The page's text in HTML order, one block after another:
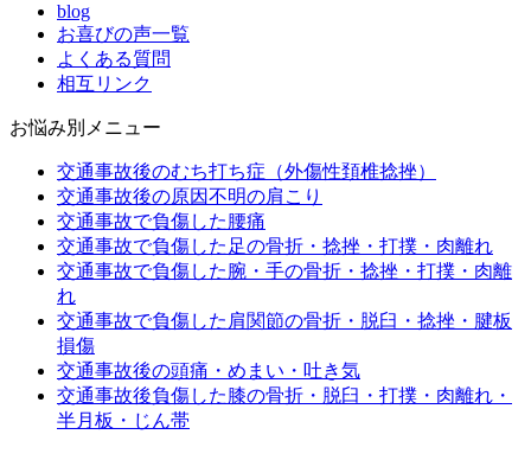
blog
お喜びの声一覧
よくある質問
相互リンク
お悩み別メニュー
交通事故後のむち打ち症（外傷性頚椎捻挫）
交通事故後の原因不明の肩こり
交通事故で負傷した腰痛
交通事故で負傷した足の骨折・捻挫・打撲・肉離れ
交通事故で負傷した腕・手の骨折・捻挫・打撲・肉離
れ
交通事故で負傷した肩関節の骨折・脱臼・捻挫・腱板
損傷
交通事故後の頭痛・めまい・吐き気
交通事故後負傷した膝の骨折・脱臼・打撲・肉離れ・
半月板・じん帯